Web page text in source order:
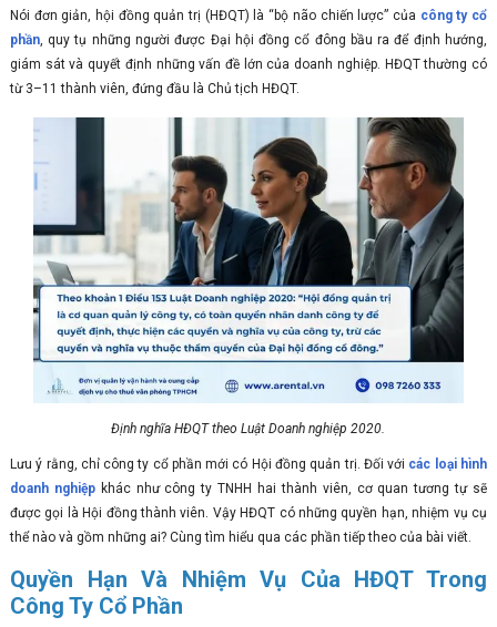
Nói đơn giản, hội đồng quản trị (HĐQT) là “bộ não chiến lược” của công ty cổ
phần, quy tụ những người được Đại hội đồng cổ đông bầu ra để định hướng,
giám sát và quyết định những vấn đề lớn của doanh nghiệp. HĐQT thường có
từ 3–11 thành viên, đứng đầu là Chủ tịch HĐQT.
Định nghĩa HĐQT theo Luật Doanh nghiệp 2020.
Lưu ý rằng, chỉ công ty cổ phần mới có Hội đồng quản trị. Đối với các loại hình
doanh nghiệpkhác như công ty TNHH hai thành viên, cơ quan tương tự sẽ
được gọi là Hội đồng thành viên. Vậy HĐQT có những quyền hạn, nhiệm vụ cụ
thể nào và gồm những ai? Cùng tìm hiểu qua các phần tiếp theo của bài viết.
Quyền Hạn Và Nhiệm Vụ Của HĐQT Trong
Công Ty Cổ Phần